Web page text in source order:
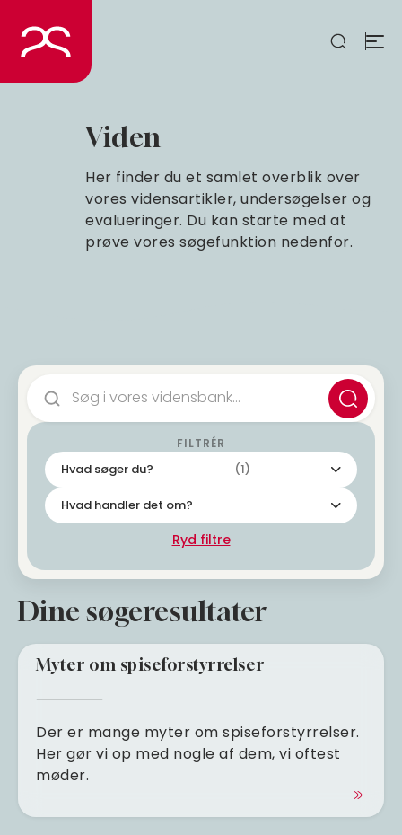
indhold
Viden
Her finder du et samlet overblik over
vores vidensartikler, undersøgelser og
evalueringer. Du kan starte med at
prøve vores søgefunktion nedenfor.
Hvad søger du? (1)
Hvad handler det om?
Ryd filtre
Dine søgeresultater
Myter om spiseforstyrrelser
Der er mange myter om spiseforstyrrelser.
Her gør vi op med nogle af dem, vi oftest
møder.